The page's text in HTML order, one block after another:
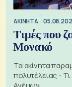
ΑΚΙΝΗΤΑ
Τιμές που
Μονακό
Τα ακίνητα
πολυτέλειας - Τι